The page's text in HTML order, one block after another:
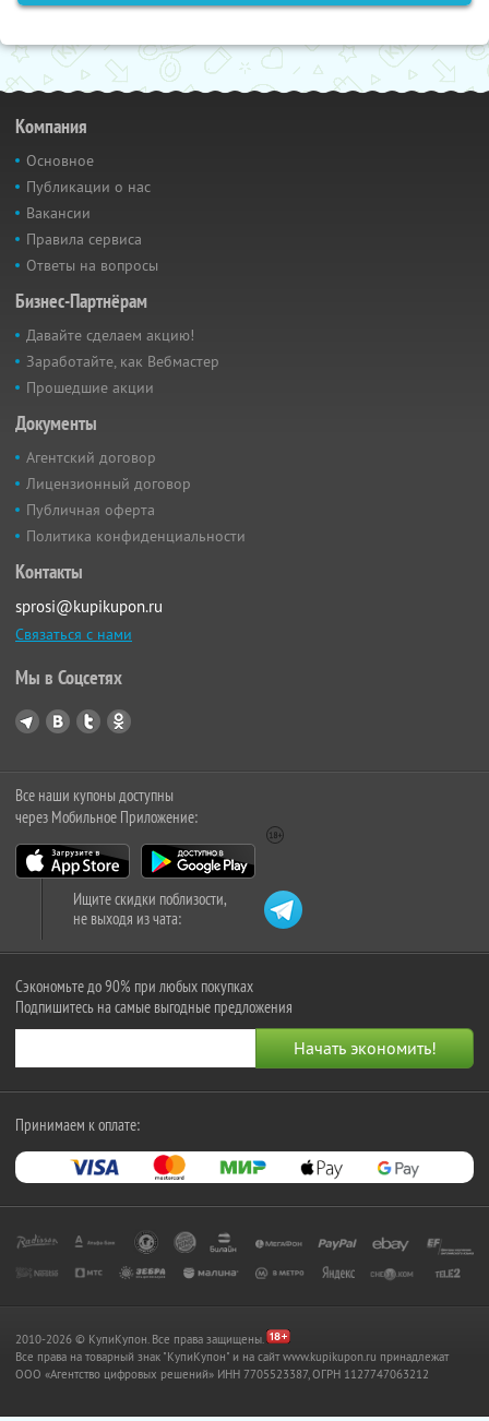
Компания
Основное
Публикации о нас
Вакансии
Правила сервиса
Ответы на вопросы
Бизнес-Партнёрам
Давайте сделаем акцию!
Заработайте, как Вебмастер
Прошедшие акции
Документы
Агентский договор
Лицензионный договор
Публичная оферта
Политика конфиденциальности
Контакты
sprosi@kupikupon.ru
Связаться с нами
Мы в Соцсетях
Все наши купоны доступны
через Мобильное Приложение:
Ищите скидки поблизости,
не выходя из чата:
Сэкономьте до 90% при любых покупках
Подпишитесь на самые выгодные предложения
Принимаем к оплате:
2010-2026 © КупиКупон. Все права защищены.
Все права на товарный знак "КупиКупон" и на сайт www.kupikupon.ru принадлежат
OOO «Агентство цифровых решений» ИНН 7705523387, ОГРН 1127747063212